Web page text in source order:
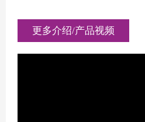
更多介绍/产品视频